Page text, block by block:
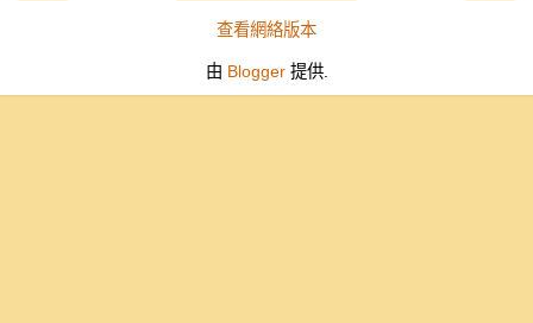
查看網絡版本
由 Blogger提供.